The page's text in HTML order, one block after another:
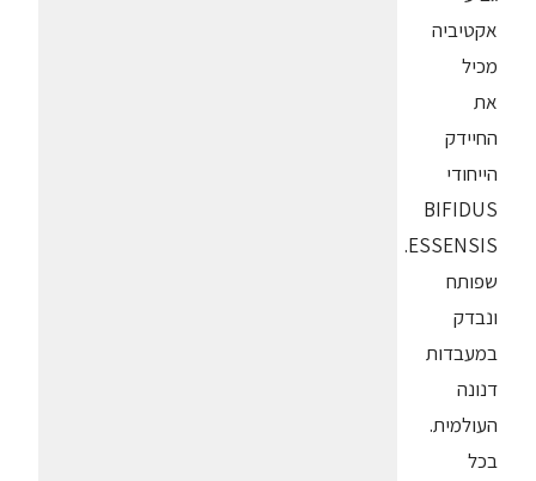
אקטיביה
מכיל
את
החיידק
הייחודי
BIFIDUS
ESSENSIS.
שפותח
ונבדק
במעבדות
דנונה
העולמית.
בכל